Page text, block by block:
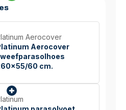
Aerocover
Aerocover
60 cm.